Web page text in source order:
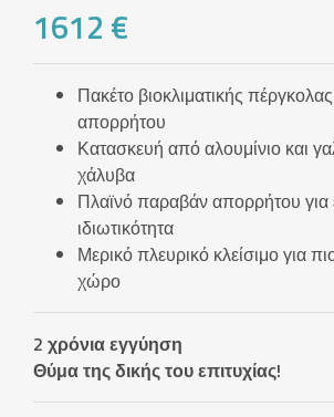
1612 €
Πακέτο βιοκλιματικής
απορρήτου
Κατασκευή από αλουμίνιο και
χάλυβα
Πλαϊνό παραβάν απορρήτου για
ιδιωτικότητα
Μερικό πλευρικό κλείσιμο για
χώρο
2 χρόνια εγγύηση
Θύμα της δικής του επιτυχίας!